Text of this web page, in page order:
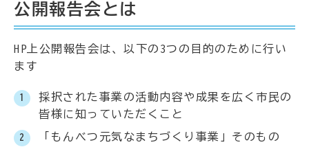
公開報告会とは
HP上公開報告会は、以下の3つの目的のために行い
ます
採択された事業の活動内容や成果を広く市民の
皆様に知っていただくこと
「もんべつ元気なまちづくり事業」そのもの